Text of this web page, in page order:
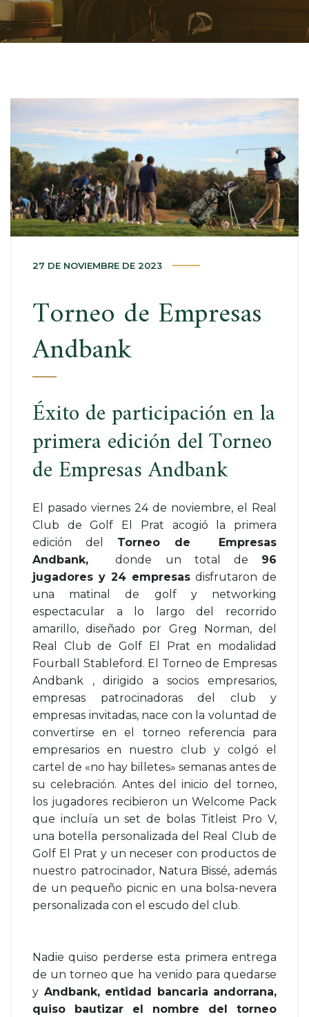
27 DE NOVIEMBRE DE 2023
Torneo de Empresas
Andbank
Éxito de participación en la
primera edición del Torneo
de Empresas Andbank
El pasado viernes 24 de noviembre, el Real
Club de Golf El Prat acogió la primera
edición del
Torneo de Empresas
Andbank,
donde un total de 96
jugadores y 24 empresas disfrutaron de
una matinal de golf y networking
espectacular a lo largo del recorrido
amarillo, diseñado por Greg Norman, del
Real Club de Golf El Prat en modalidad
Fourball Stableford. El Torneo de Empresas
Andbank , dirigido a socios empresarios,
empresas patrocinadoras del club y
empresas invitadas, nace con la voluntad de
convertirse en el torneo referencia para
empresarios en nuestro club y colgó el
cartel de «no hay billetes» semanas antes de
su celebración. Antes del inicio del torneo,
los jugadores recibieron un Welcome Pack
que incluía un set de bolas Titleist Pro V,
una botella personalizada del Real Club de
Golf El Prat y un neceser con productos de
nuestro patrocinador, Natura Bissé, además
de un pequeño picnic en una bolsa-nevera
personalizada con el escudo del club.
Nadie quiso perderse esta primera entrega
de un torneo que ha venido para quedarse
y Andbank, entidad bancaria andorrana,
quiso bautizar el nombre del torneo